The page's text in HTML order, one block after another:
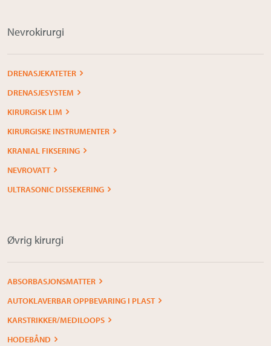
Nevrokirurgi
DRENASJEKATETER
DRENASJESYSTEM
KIRURGISK LIM
KIRURGISKE INSTRUMENTER
KRANIAL FIKSERING
NEVROVATT
ULTRASONIC DISSEKERING
Øvrig kirurgi
ABSORBASJONSMATTER
AUTOKLAVERBAR OPPBEVARING I PLAST
KARSTRIKKER/MEDILOOPS
HODEBÅND